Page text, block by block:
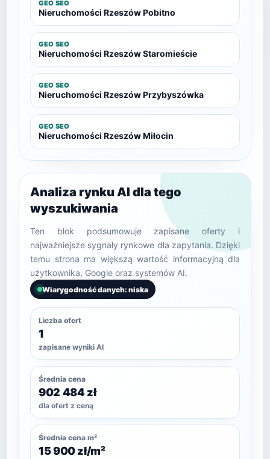
GEO SEO
Nieruchomości Rzeszów Pobitno
GEO SEO
Nieruchomości Rzeszów Staromieście
GEO SEO
Nieruchomości Rzeszów Przybyszówka
GEO SEO
Nieruchomości Rzeszów Miłocin
Analiza rynku AI dla tego
wyszukiwania
Ten blok podsumowuje zapisane oferty i
najważniejsze sygnały rynkowe dla zapytania. Dzięki
temu strona ma większą wartość informacyjną dla
użytkownika, Google oraz systemów AI.
Wiarygodność danych: niska
Liczba ofert
1
zapisane wyniki AI
Średnia cena
902 484 zł
dla ofert z ceną
Średnia cena m²
15 900 zł/m²